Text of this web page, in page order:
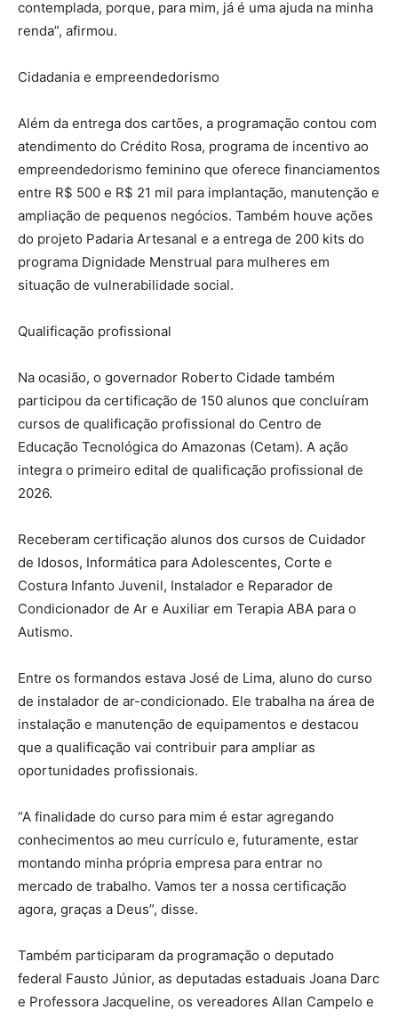
contemplada, porque, para mim, já é uma ajuda na minha
renda”, afirmou.
Cidadania e empreendedorismo
Além da entrega dos cartões, a programação contou com
atendimento do Crédito Rosa, programa de incentivo ao
empreendedorismo feminino que oferece financiamentos
entre R$ 500 e R$ 21 mil para implantação, manutenção e
ampliação de pequenos negócios. Também houve ações
do projeto Padaria Artesanal e a entrega de 200 kits do
programa Dignidade Menstrual para mulheres em
situação de vulnerabilidade social.
Qualificação profissional
Na ocasião, o governador Roberto Cidade também
participou da certificação de 150 alunos que concluíram
cursos de qualificação profissional do Centro de
Educação Tecnológica do Amazonas (Cetam). A ação
integra o primeiro edital de qualificação profissional de
2026.
Receberam certificação alunos dos cursos de Cuidador
de Idosos, Informática para Adolescentes, Corte e
Costura Infanto Juvenil, Instalador e Reparador de
Condicionador de Ar e Auxiliar em Terapia ABA para o
Autismo.
Entre os formandos estava José de Lima, aluno do curso
de instalador de ar-condicionado. Ele trabalha na área de
instalação e manutenção de equipamentos e destacou
que a qualificação vai contribuir para ampliar as
oportunidades profissionais.
“A finalidade do curso para mim é estar agregando
conhecimentos ao meu currículo e, futuramente, estar
montando minha própria empresa para entrar no
mercado de trabalho. Vamos ter a nossa certificação
agora, graças a Deus”, disse.
Também participaram da programação o deputado
federal Fausto Júnior, as deputadas estaduais Joana Darc
e Professora Jacqueline, os vereadores Allan Campelo e